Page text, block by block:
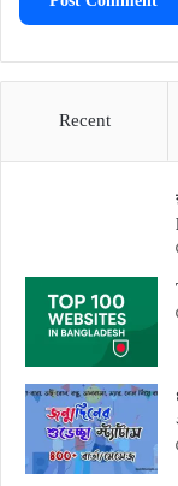
Recent